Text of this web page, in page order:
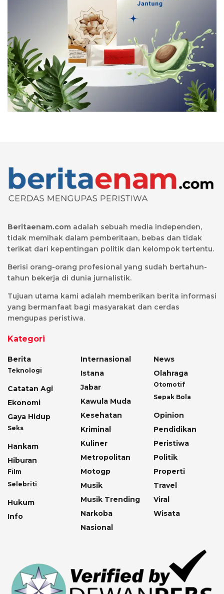
Beritaenam.com adalah sebuah media independen,
tidak memihak dalam pemberitaan, bebas dan tidak
terikat dari kepentingan politik dan kelompok tertentu.
Berisi orang-orang profesional yang sudah bertahun-
tahun bekerja di dunia jurnalistik.
Tujuan utama kami adalah memberikan berita informasi
yang bermanfaat bagi masyarakat dan cerdas
mengupas peristiwa.
Kategori
Berita
Teknologi
Catatan Agi
Ekonomi
Gaya Hidup
Seks
Hankam
Hiburan
Film
Selebriti
Hukum
Info
Internasional
Istana
Jabar
Kawula Muda
Kesehatan
Kriminal
Kuliner
Metropolitan
Motogp
Musik
Musik Trending
Narkoba
Nasional
News
Olahraga
Otomotif
Sepak Bola
Opinion
Pendidikan
Peristiwa
Politik
Properti
Travel
Viral
Wisata